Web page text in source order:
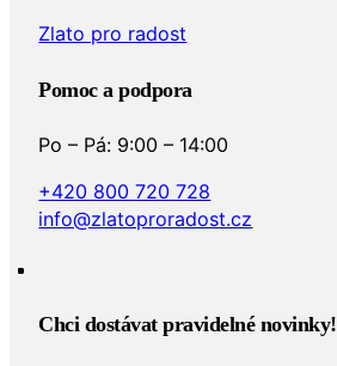
Zlato pro radost
Pomoc a podpora
Po – Pá: 9:00 – 14:00
+420 800 720 728
info@zlatoproradost.cz
Chci dostávat pravidelné novinky!​